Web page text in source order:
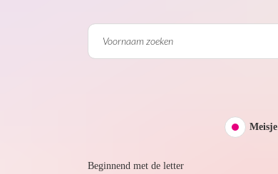
Meisje
Beginnend met de letter